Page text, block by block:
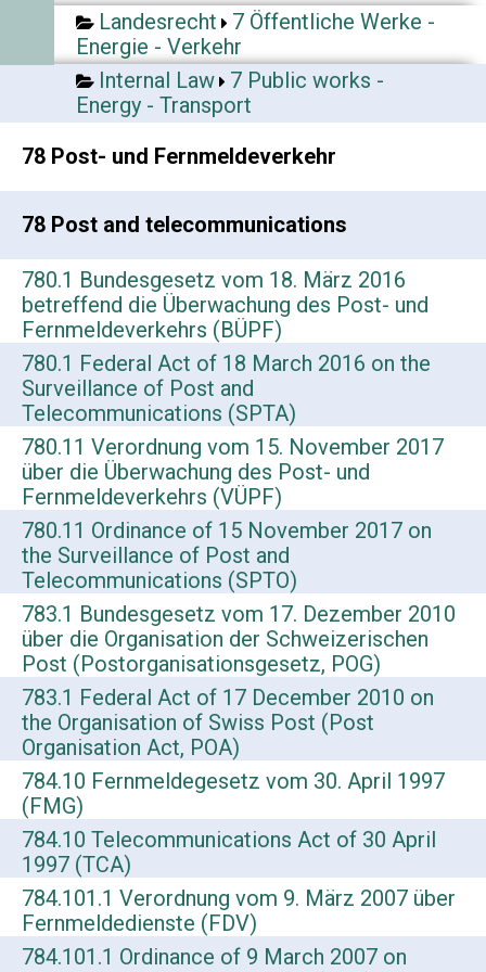
Landesrecht
7 Öffentliche Werke -
Energie - Verkehr
Internal Law
7 Public works -
Energy - Transport
78 Post- und Fernmeldeverkehr
78 Post and telecommunications
780.1 Bundesgesetz vom 18. März 2016
betreffend die Überwachung des Post- und
Fernmeldeverkehrs (BÜPF)
780.1 Federal Act of 18 March 2016 on the
Surveillance of Post and
Telecommunications (SPTA)
780.11 Verordnung vom 15. November 2017
über die Überwachung des Post- und
Fernmeldeverkehrs (VÜPF)
780.11 Ordinance of 15 November 2017 on
the Surveillance of Post and
Telecommunications (SPTO)
783.1 Bundesgesetz vom 17. Dezember 2010
über die Organisation der Schweizerischen
Post (Postorganisationsgesetz, POG)
783.1 Federal Act of 17 December 2010 on
the Organisation of Swiss Post (Post
Organisation Act, POA)
784.10 Fernmeldegesetz vom 30. April 1997
(FMG)
784.10 Telecommunications Act of 30 April
1997 (TCA)
784.101.1 Verordnung vom 9. März 2007 über
Fernmeldedienste (FDV)
784.101.1 Ordinance of 9 March 2007 on